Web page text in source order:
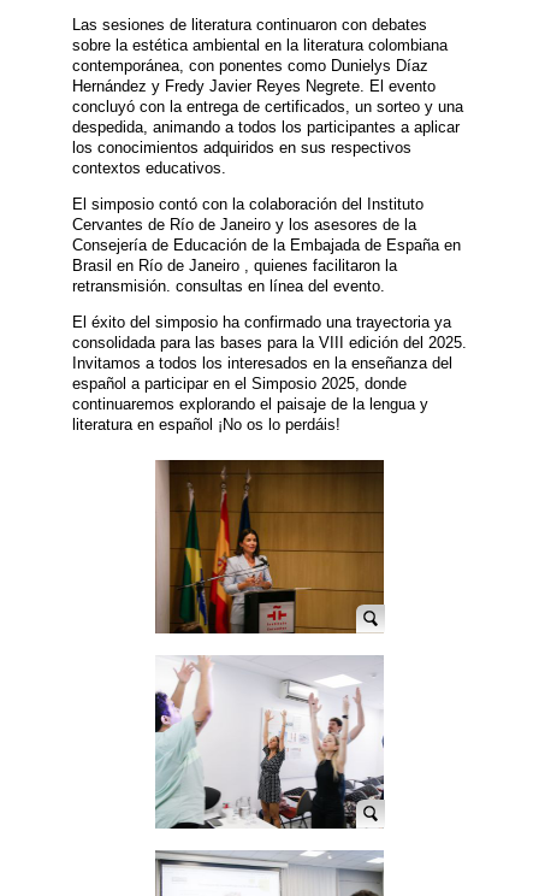
Las sesiones de literatura continuaron con debates
sobre la estética ambiental en la literatura colombiana
contemporánea, con ponentes como Dunielys Díaz
Hernández y Fredy Javier Reyes Negrete. El evento
concluyó con la entrega de certificados, un sorteo y una
despedida, animando a todos los participantes a aplicar
los conocimientos adquiridos en sus respectivos
contextos educativos.
El simposio contó con la colaboración del Instituto
Cervantes de Río de Janeiro y los asesores de la
Consejería de Educación de la Embajada de España en
Brasil en Río de Janeiro , quienes facilitaron la
retransmisión. consultas en línea del evento.
El éxito del simposio ha confirmado una trayectoria ya
consolidada para las bases para la VIII edición del 2025.
Invitamos a todos los interesados en la enseñanza del
español a participar en el Simposio 2025, donde
continuaremos explorando el paisaje de la lengua y
literatura en español ¡No os lo perdáis!